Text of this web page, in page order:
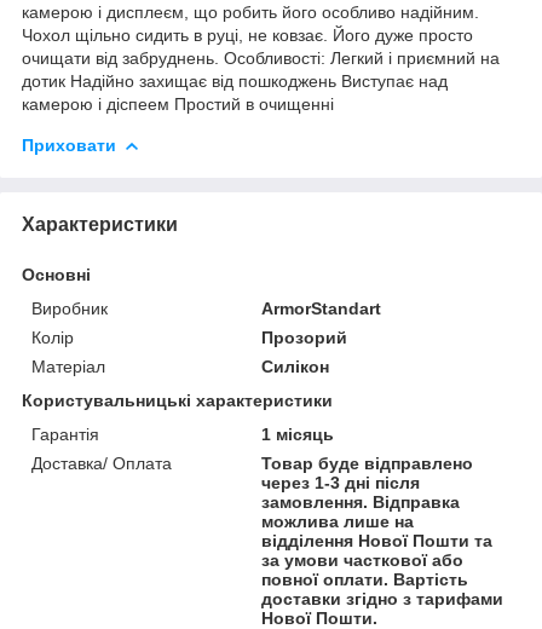
камерою і дисплеєм, що робить його особливо надійним.
Чохол щільно сидить в руці, не ковзає. Його дуже просто
очищати від забруднень. Особливості: Легкий і приємний на
дотик Надійно захищає від пошкоджень Виступає над
камерою і діспеем Простий в очищенні
Приховати
Характеристики
Основні
Виробник
ArmorStandart
Колір
Прозорий
Матеріал
Силікон
Користувальницькі характеристики
Гарантія
1 місяць
Доставка/ Оплата
Товар буде відправлено
через 1-3 дні після
замовлення. Відправка
можлива лише на
відділення Нової Пошти та
за умови часткової або
повної оплати. Вартість
доставки згідно з тарифами
Нової Пошти.